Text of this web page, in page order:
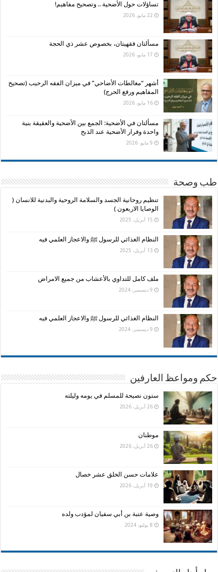
تساؤلات حول الأضحية .. وتصحيح مفاهيم!
22 مايو، 2026
مسألتان فقهيتان، بخصوص عشر ذي الحجة
17 مايو، 2026
أشهر “مغالطات الأضاحي” في ميزان الفقه الرحيب (تصحيح
المفاهيم ورفع الحرج)
16 مايو، 2026
مسألتان في الأضحية: الجمع بين الأضحية والعقيقة بنية
واحدة وفرار الأضحية عند الذبح
9 مايو، 2026
طب وصحة
تنظيم روحانية الجسد والسلامة الروحية والبدنية للانسان (
الوصايا الاربعون )
15 أبريل، 2025
النظام الغذائي للرسول ﷺ والاعجاز العلمي فيه
13 أبريل، 2025
ملف كامل للتداوي بالأعشاب من جميع الامراض
9 ديسمبر، 2024
النظام الغذائي للرسول ﷺ والاعجاز العلمي فيه
9 ديسمبر، 2024
حكم ومواعظ العارفين
ستون نصيحة للمسلم في يومه وليلته
26 أبريل، 2026
موطنان
26 أبريل، 2026
علامات حسن الخلق عشر خصال
19 أبريل، 2026
وصية عتبة بن أبي سفيان لمؤدب ولده
8 يوليو، 2024